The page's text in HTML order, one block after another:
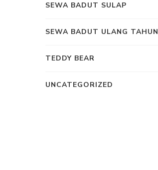
SEWA BADUT SULAP
SEWA BADUT ULANG TAHUN
TEDDY BEAR
UNCATEGORIZED